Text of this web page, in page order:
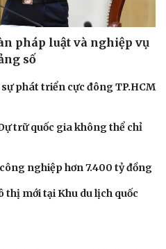
Đời sống
Blog
pháp luật và nghiệp vụ
số
phát triển cực đông TP.HCM
trữ quốc gia không thể chỉ
nghiệp hơn 7.400 tỷ đồng
thị mới tại Khu du lịch quốc